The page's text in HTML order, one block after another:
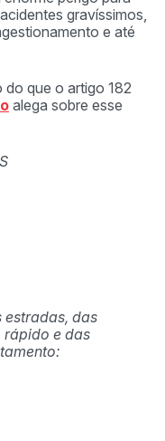
gravíssimos,
e até
que o artigo 182
alega sobre esse
estradas, das
rápido e das